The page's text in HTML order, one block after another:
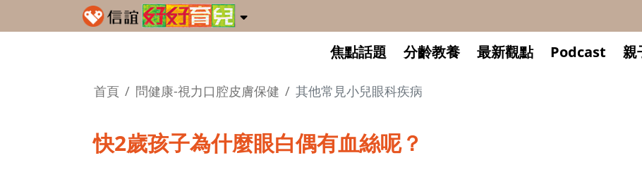
焦點話題 分齡教養 最新觀點 Podcast 親
首頁 問健康-視力口腔皮膚保健 其他常見小兒眼科疾病
快2歲孩子為什麼眼白偶有血絲呢？